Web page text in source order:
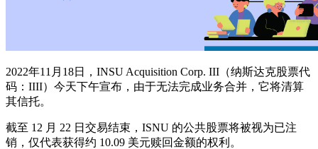
2022年11月18日，INSU Acquisition Corp. III（纳斯达克股票代
码：IIII）今天下午宣布，由于无法完成业务合并，它将清算
其信托。
截至 12 月 22 日交易结束，ISNU 的公共股票将被视为已注
销，仅代表获得约 10.09 美元赎回金额的权利。